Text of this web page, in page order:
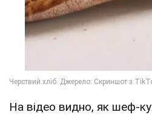
На відео видно, як шеф-